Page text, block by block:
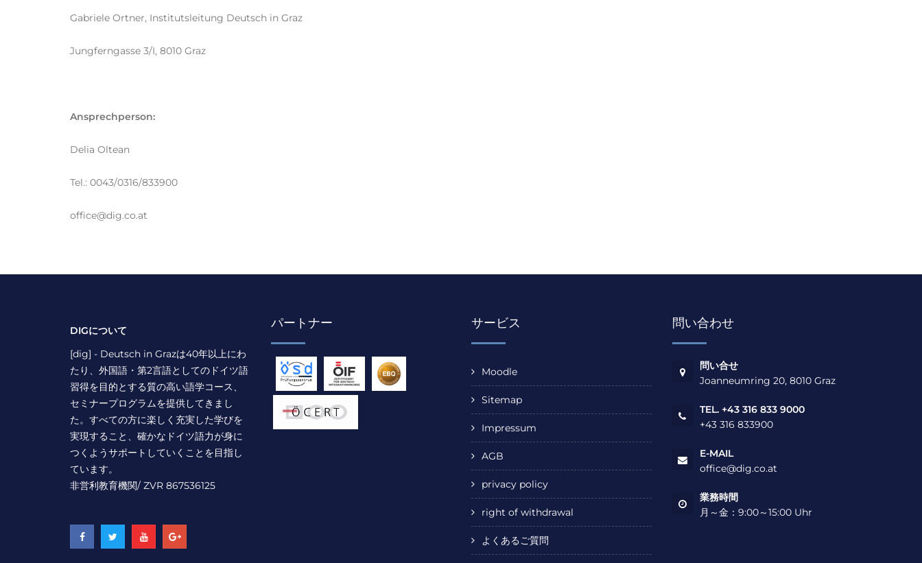
Gabriele Ortner, Institutsleitung Deutsch in Graz
Jungferngasse 3/I, 8010 Graz
Ansprechperson:
Delia Oltean
Tel.: 0043/0316/833900
office@dig.co.at
DIGについて
[dig] - Deutsch in Grazは40年以上にわ
たり、外国語・第2言語としてのドイツ語
習得を目的とする質の高い語学コース、
セミナープログラムを提供してきまし
た。すべての方に楽しく充実した学びを
実現すること、確かなドイツ語力が身に
つくようサポートしていくことを目指し
ています。
非営利教育機関/ ZVR 867536125
パートナー サービス
Moodle
Sitemap
Impressum
AGB
privacy policy
right of withdrawal
よくあるご質問
問い合わせ
問い合せ
Joanneumring 20, 8010 Graz
TEL. +43 316 833 9000
+43 316 833900
E-MAIL
office@dig.co.at
業務時間
月～金：9:00～15:00 Uhr